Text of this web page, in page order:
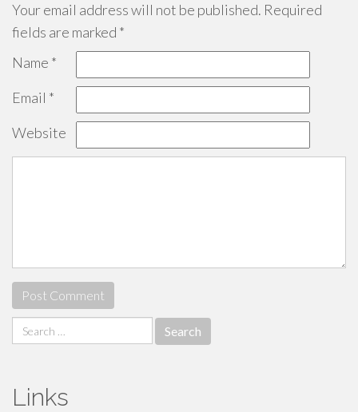
Your email address will not be published. Required
fields are marked *
Name *
Email *
Website
Search
for:
Links